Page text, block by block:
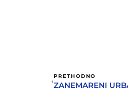
PRETHODNO
ZANEMARENI